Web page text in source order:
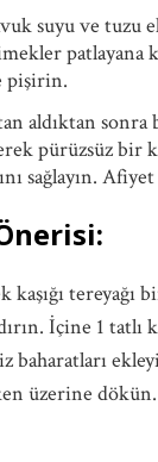
suyu ve tuzu
patlayana
pişirin.
aldıktan sonra
pürüzsüz bir
sağlayın.
kaşığı tereyağı
İçine 1 tatlı
baharatları
üzerine dökün.